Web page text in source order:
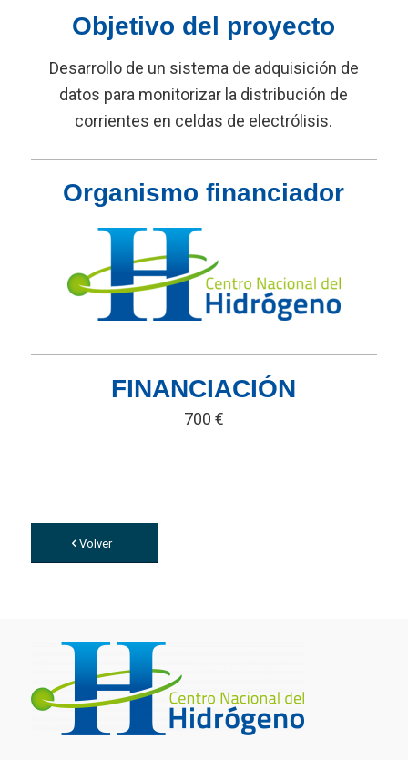
Objetivo del proyecto
Desarrollo de un sistema de adquisición de
datos para monitorizar la distribución de
corrientes en celdas de electrólisis.
Organismo financiador
FINANCIACIÓN
700 €
Volver